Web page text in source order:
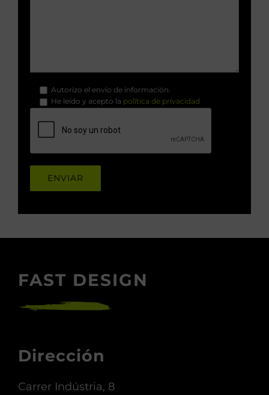
Autorizo el envío de información.
He leído y acepto la política de privacidad
FAST DESIGN
Dirección
Carrer Indústria, 8